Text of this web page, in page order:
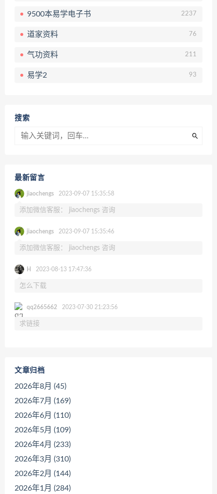
9500本易学电子书 2237
道家资料 76
气功资料 211
易学2 93
搜索
最新留言
jiaochengs 2023-09-07 15:35:58
添加微信客服： jiaochengs 咨询
jiaochengs 2023-09-07 15:35:46
添加微信客服： jiaochengs 咨询
H 2023-08-13 17:47:36
怎么下载
qq2665662 2023-07-30 21:23:56
求链接
文章归档
2026年8月 (45)
2026年7月 (169)
2026年6月 (110)
2026年5月 (109)
2026年4月 (233)
2026年3月 (310)
2026年2月 (144)
2026年1月 (284)